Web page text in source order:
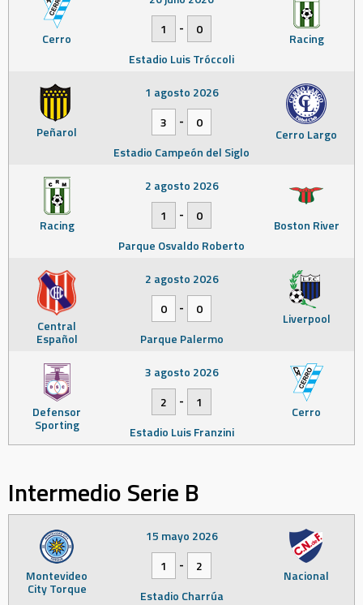
Cerro Racing
1
-
0
Estadio Luis Tróccoli
Peñarol Cerro Largo
1 agosto 2026
3
-
0
Estadio Campeón del Siglo
Racing Boston River
2 agosto 2026
1
-
0
Parque Osvaldo Roberto
Central
Español
Liverpool
2 agosto 2026
0
-
0
Parque Palermo
Defensor
Sporting
Cerro
3 agosto 2026
2
-
1
Estadio Luis Franzini
Intermedio Serie B
Montevideo
City Torque
Nacional
15 mayo 2026
1
-
2
Estadio Charrúa